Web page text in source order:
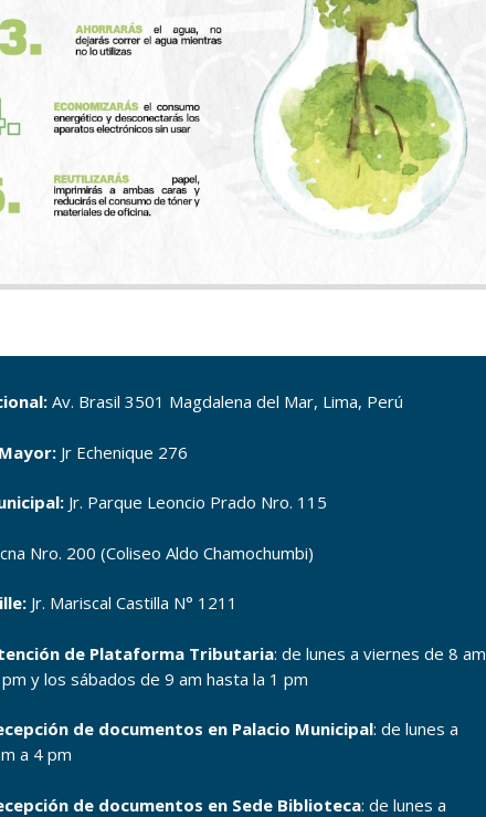
Av. Brasil 3501 Magdalena del Mar, Lima, Perú
Jr Echenique 276
Jr. Parque Leoncio Prado Nro. 115
Nro. 200 (Coliseo Aldo Chamochumbi)
Jr. Mariscal Castilla N° 1211
de Plataforma Tributaria: de lunes a viernes de 8 am
y los sábados de 9 am hasta la 1 pm
de documentos en Palacio Municipal: de lunes a
a 4 pm
de documentos en Sede Biblioteca: de lunes a